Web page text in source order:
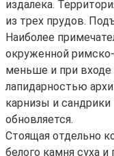
издалека.
из трех прудов.
Наиболее
окруженной
меньше и при входе
лапидарностью
карнизы и
обновляется.
Стоящая отдельно
белого камня суха